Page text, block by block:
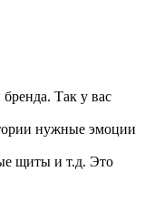
Так у вас
нужные эмоции
щиты и т.д. Это